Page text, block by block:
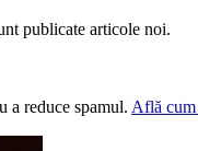
publicate articole noi.
a reduce spamul. Află cum